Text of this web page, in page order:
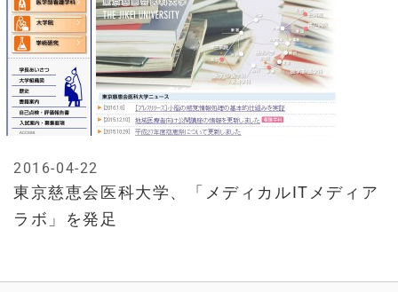
東京慈恵会医科大学、「メディカルITメディア
ラボ」を発足
2016-04-22